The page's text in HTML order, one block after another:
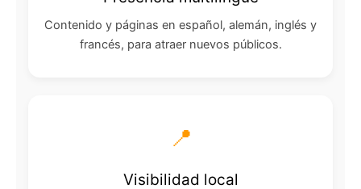
Contenido y páginas en español, alemán, inglés y
francés, para atraer nuevos públicos.
📍
Visibilidad local